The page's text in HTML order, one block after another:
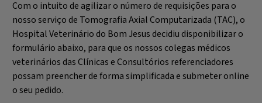
Com o intuito de agilizar o número de requisições para o
nosso serviço de Tomografia Axial Computarizada (TAC), o
Hospital Veterinário do Bom Jesus decidiu disponibilizar o
formulário abaixo, para que os nossos colegas médicos
veterinários das Clínicas e Consultórios referenciadores
possam preencher de forma simplificada e submeter online
o seu pedido.